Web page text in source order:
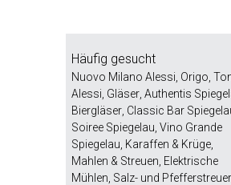
Häufig gesucht
Nuovo Milano Alessi Origo
Alessi Gläser Authentis
Biergläser Classic Bar
Soiree Spiegelau Vino Grande
Spiegelau Karaffen & Krüge
Mahlen & Streuen Elektrische
Mühlen Salz- und Pfefferstreuer